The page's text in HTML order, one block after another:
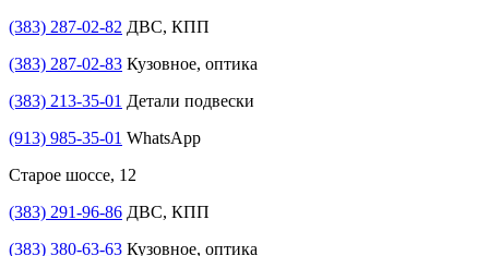
(383) 287-02-82 ДВС, КПП
(383) 287-02-83 Кузовное, оптика
(383) 213-35-01 Детали подвески
(913) 985-35-01 WhatsApp
Старое шоссе, 12
(383) 291-96-86 ДВС, КПП
(383) 380-63-63 Кузовное, оптика